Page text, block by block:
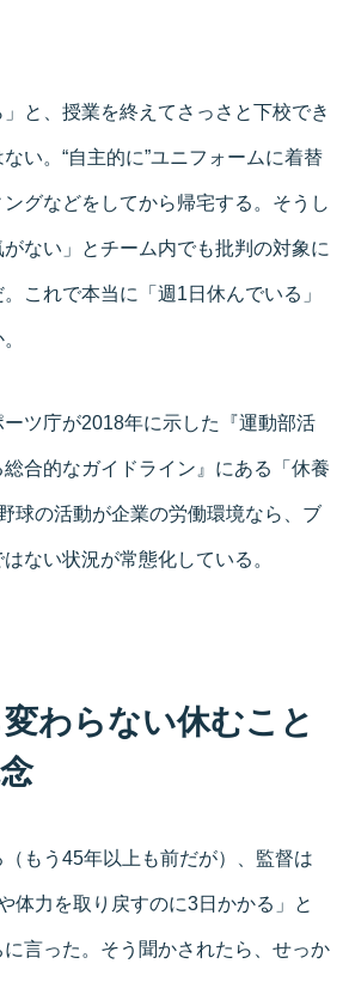
」と、授業を終えてさっさと下校でき
い。“自主的に”ユニフォームに着替
グなどをしてから帰宅する。そうし
ない」とチーム内でも批判の対象に
これで本当に「週1日休んでいる」
ツ庁が2018年に示した『運動部活
合的なガイドライン』にある「休養
球の活動が企業の労働環境なら、ブ
ない状況が常態化している。
わらない休むこと
もう45年以上も前だが）、監督は
体力を取り戻すのに3日かかる」と
言った。そう聞かされたら、せっか